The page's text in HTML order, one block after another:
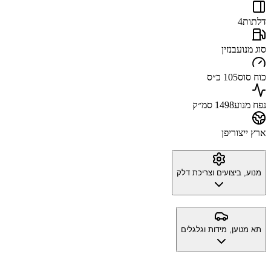
דלתות4
סוג מנועבנזין
כוח סוס105 כ״ס
נפח מנוע1498 סמ״ק
ארץ ייצוריפן
מנוע, ביצועים וצריכת דלק
תא מטען, מידות וגלגלים